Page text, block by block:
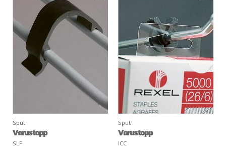
Sput
Varustopp
SLF
Sput
Varustopp
ICC